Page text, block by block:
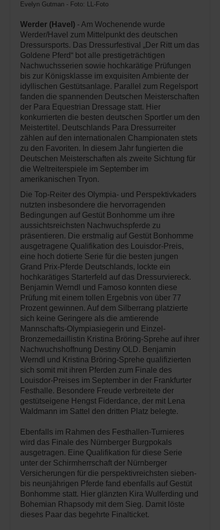
Evelyn Gutman - Foto: LL-Foto
Werder (Havel) - Am Wochenende wurde
Werder/Havel zum Mittelpunkt des deutschen
Dressursports. Das Dressurfestival „Der Ritt um das
Goldene Pferd“ bot alle prestigeträchtigen
Nachwuchsserien sowie hochkarätige Prüfungen
bis zur Königsklasse im exquisiten Ambiente der
idyllischen Gestütsanlage. Parallel zum Regelsport
fanden die spannenden Deutschen Meisterschaften
der Para Equestrian Dressage statt. Hier
konkurrierten die besten deutschen Sportler um den
Meistertitel. Deutschlands Para Dressurreiter
zählen auf den internationalen Championaten stets
zu den Favoriten. In diesem Jahr fungierten die
Deutschen Meisterschaften als zweite Sichtung für
die Weltreiterspiele im September im
amerikanischen Tryon.
Die Top-Reiter des Olympia- und Perspektivkaders
nutzten insbesondere die hervorragenden
Bedingungen auf Gestüt Bonhomme um ihre
aussichtsreichsten Nachwuchspferde zu
präsentieren. Die erstmalig auf Gestüt Bonhomme
ausgetragene Qualifikation des Louisdor-Preis,
eine hoch dotierte Serie für die besten jungen
Grand Prix-Pferde Deutschlands, lockte ein
hochkarätiges Starterfeld auf das Dressurviereck.
Benjamin Werndl und Famoso konnten diese
Prüfung mit einem tollen Ergebnis von über 77
Prozent gewinnen. Auf dem Silberrang platzierte
sich keine Geringere als die amtierende
Mannschafts-Olympiasiegerin und Einzel-
Bronzemedaillistin Kristina Bröring-Sprehe auf ihrer
Nachwuchshoffnung Destiny OLD. Benjamin
Werndl und Kristina Bröring-Sprehe qualifizierten
sich somit mit ihren Pferden zum Finale des
Louisdor-Preises im September in der Frankfurter
Festhalle. Besondere Freude verbreitete der
gestütseigene Hengst Fiderdance, der mit Lena
Waldmann im Sattel den dritten Platz belegte.
Ebenfalls im Rahmen des Festhallen-Turnieres
wird das Finale des Nürnberger Burgpokals
ausgetragen. Eine Qualifikation für diese Serie
unter der Schirmherrschaft der Nürnberger
Versicherungen für die perspektivreichsten sieben-
bis neunjährigen Pferde fand ebenfalls auf Gestüt
Bonhomme statt. Hier glänzten Kira Wulferding und
Bohemian Rhapsody mit dem Sieg. Damit löste
dieses Paar das begehrte Finalticket.